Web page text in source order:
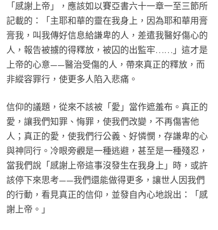
「感謝上帝」，應該如以賽亞書六十一章一至三節所
記載的：「主耶和華的靈在我身上，因為耶和華用膏
膏我，叫我傳好信息給謙卑的人，差遣我醫好傷心的
人，報告被擄的得釋放，被囚的出監牢……」這才是
上帝的心意——醫治受傷的人，帶來真正的釋放，而
非縱容罪行，使更多人陷入悲痛。
信仰的議題，從來不該被「愛」當作遮羞布。真正的
愛，讓我們知罪、悔罪，使我們改變，不再傷害他
人；真正的愛，使我們行公義、好憐憫，存謙卑的心
與神同行。冷眼旁觀是一種逃避，甚至是一種殘忍，
當我們說「感謝上帝這事沒發生在我身上」時，或許
該停下來思考——我們還能做得更多，讓世人因我們
的行動，看見真正的信仰，並發自內心地說出：「感
謝上帝。」